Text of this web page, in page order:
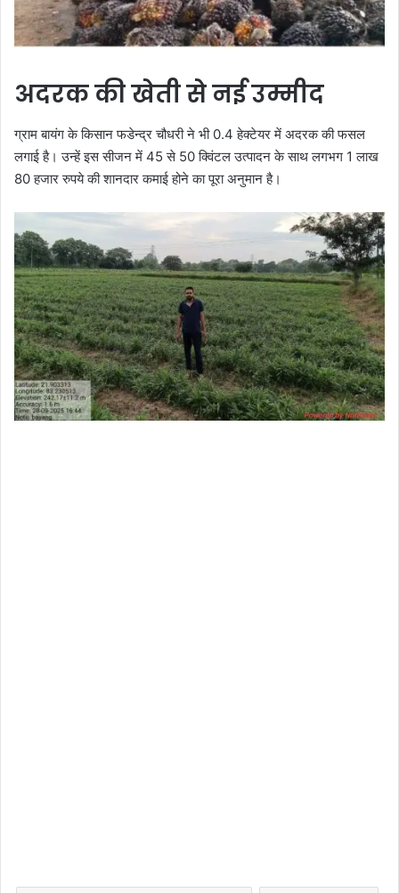
अदरक की खेती से नई उम्मीद
ग्राम बायंग के किसान फडेन्द्र चौधरी ने भी 0.4 हेक्टेयर में अदरक की फसल
लगाई है। उन्हें इस सीजन में 45 से 50 क्विंटल उत्पादन के साथ लगभग 1 लाख
80 हजार रुपये की शानदार कमाई होने का पूरा अनुमान है।